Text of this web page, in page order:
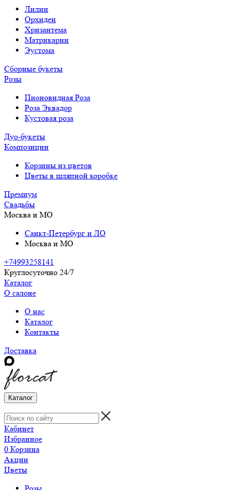
Лилии
Орхидеи
Хризантема
Матрикарии
Эустома
Сборные букеты
Розы
Пионовидная Роза
Роза Эквадор
Кустовая роза
Дуо-букеты
Композиции
Корзины из цветов
Цветы в шляпной коробке
Премиум
Свадьбы
Москва и МО
Санкт-Петербург и ЛО
Москва и МО
+74993258141
Круглосуточно 24/7
Каталог
О салоне
О нас
Каталог
Контакты
Доставка
Каталог
Кабинет
Избранное
0 Корзина
Акции
Цветы